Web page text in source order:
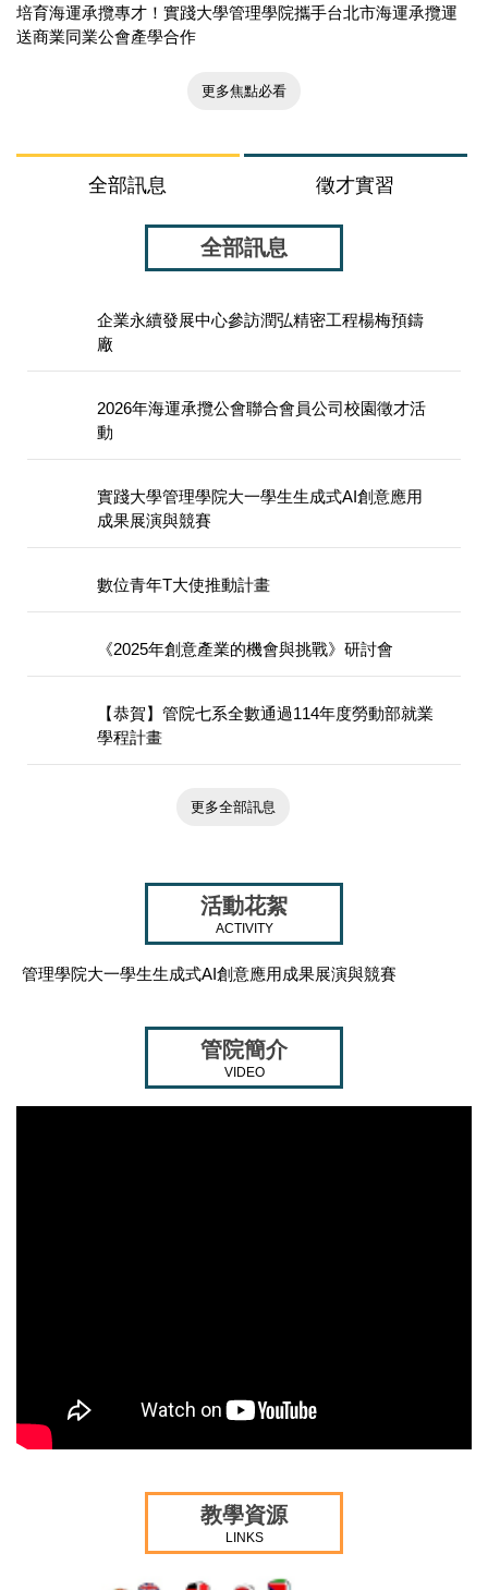
培育海運承攬專才！實踐大學管理學院攜手台北市海運承攬運
送商業同業公會產學合作
更多焦點必看
全部訊息 徵才實習
全部訊息
企業永續發展中心參訪潤弘精密工程楊梅預鑄
廠
2026年海運承攬公會聯合會員公司校園徵才活
動
實踐大學管理學院大一學生生成式AI創意應用
成果展演與競賽
數位青年T大使推動計畫
《2025年創意產業的機會與挑戰》研討會
【恭賀】管院七系全數通過114年度勞動部就業
學程計畫
更多全部訊息
活動花絮
ACTIVITY
管理學院大一學生生成式AI創意應用成果展演與競賽
管院簡介
VIDEO
教學資源
LINKS